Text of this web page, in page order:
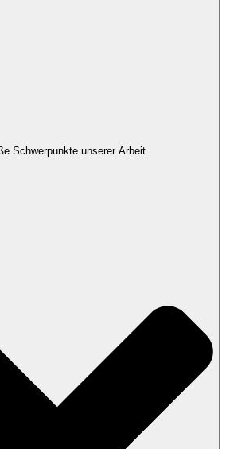
Schwerpunkte unserer Arbeit